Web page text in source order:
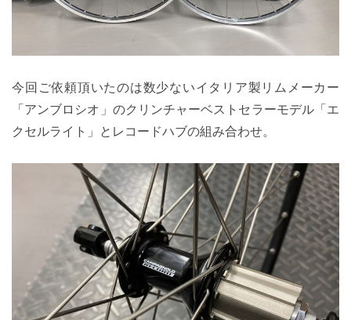
今回ご依頼頂いたのは数少ないイタリア製リムメーカー
「アンブロシオ」のクリンチャーベストセラーモデル「エ
クセルライト」とレコードハブの組み合わせ。